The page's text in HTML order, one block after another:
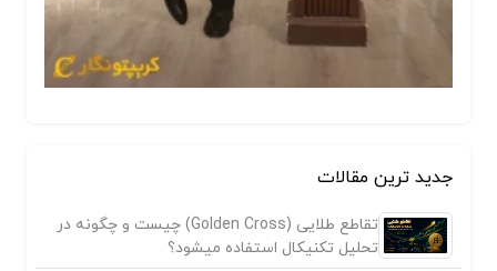
جدید ترین مقالات
تقاطع طلایی (Golden Cross) چیست و چگونه در
تحلیل تکنیکال استفاده میشود؟